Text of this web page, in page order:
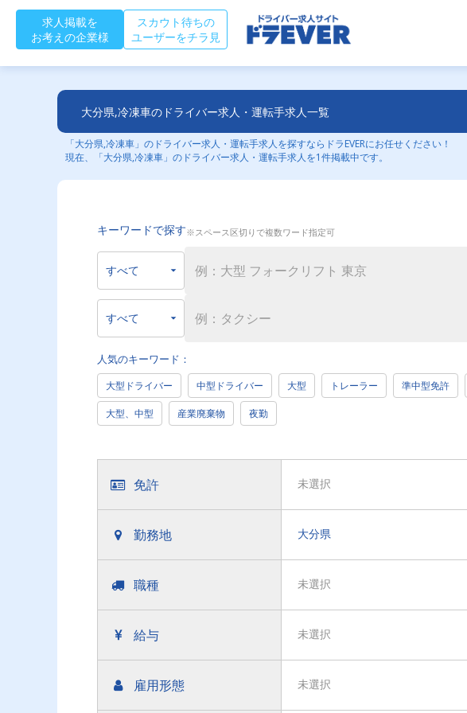
求人掲載を
お考えの企業様
スカウト待ちの
ユーザーをチラ見
大分県,冷凍車のドライバー求人・運転手求人一覧
「大分県,冷凍車」のドライバー求人・運転手求人を探すならドラEVERにお任せください！
現在、「大分県,冷凍車」のドライバー求人・運転手求人を1件掲載中です。
キーワードで探す※スペース区切りで複数ワード指定可
人気のキーワード：
大型ドライバー 中型ドライバー 大型 トレーラー 準中型免許
大型、中型 産業廃棄物 夜勤
免許 未選択
勤務地 大分県
職種 未選択
給与 未選択
雇用形態 未選択